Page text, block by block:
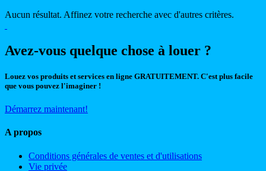
Aucun résultat. Affinez votre recherche avec d'autres critères.
Avez-vous quelque chose à louer ?
Louez vos produits et services en ligne GRATUITEMENT. C'est plus facile
que vous pouvez l'imaginer !
Démarrez maintenant!
A propos
Conditions générales de ventes et d'utilisations
Vie privée